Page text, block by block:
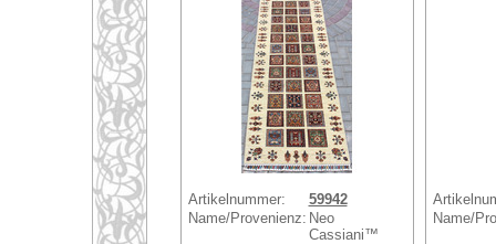
Artikelnummer:
59942
Name/Provenienz: Neo
Cassiani™
Name/